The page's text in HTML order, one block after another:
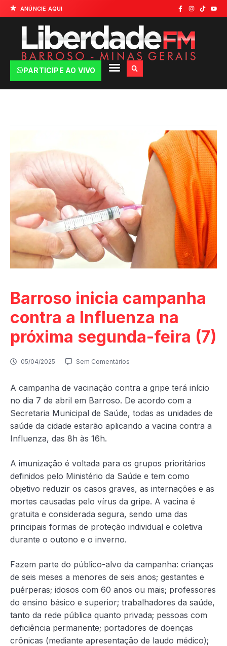
ANÚNCIE AQUI
PARTICIPE AO VIVO
Barroso inicia campanha
contra a Influenza na
próxima segunda-feira (7)
05/04/2025 Sem Comentários
A campanha de vacinação contra a gripe terá início
no dia 7 de abril em Barroso. De acordo com a
Secretaria Municipal de Saúde, todas as unidades de
saúde da cidade estarão aplicando a vacina contra a
Influenza, das 8h às 16h.
A imunização é voltada para os grupos prioritários
definidos pelo Ministério da Saúde e tem como
objetivo reduzir os casos graves, as internações e as
mortes causadas pelo vírus da gripe. A vacina é
gratuita e considerada segura, sendo uma das
principais formas de proteção individual e coletiva
durante o outono e o inverno.
Fazem parte do público-alvo da campanha: crianças
de seis meses a menores de seis anos; gestantes e
puérperas; idosos com 60 anos ou mais; professores
do ensino básico e superior; trabalhadores da saúde,
tanto da rede pública quanto privada; pessoas com
deficiência permanente; portadores de doenças
crônicas (mediante apresentação de laudo médico);